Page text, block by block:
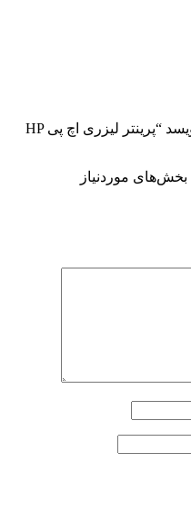
اولین کسی باشید که دیدگاهی می نویسد “پرینتر لیزری اچ پی HP
بخش‌های موردنیاز